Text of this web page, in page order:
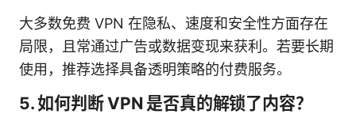
大多数免费 VPN 在隐私、速度和安全性方面存在
局限，且常通过广告或数据变现来获利。若要长期
使用，推荐选择具备透明策略的付费服务。
5. 如何判断 VPN 是否真的解锁了内容？